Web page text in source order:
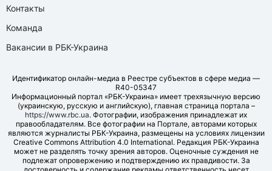
Контакты
Команда
Вакансии в РБК-Украина
Идентификатор онлайн-медиа в Реестре субъектов в сфере медиа —
R40-05347
Информационный портал «РБК-Украина» имеет трехязычную версию
(украинскую, русскую и английскую), главная страница портала –
https://www.rbc.ua. Фотографии, изображения принадлежат их
правообладателям. Все фотографии на Портале, авторами которых
являются журналисты РБК-Украина, размещены на условиях лицензии
Creative Commons Attribution 4.0 International. Редакция РБК-Украина
может не разделять точку зрения авторов. Оценочные суждения не
подлежат опровержению и подтверждению их правдивости. За